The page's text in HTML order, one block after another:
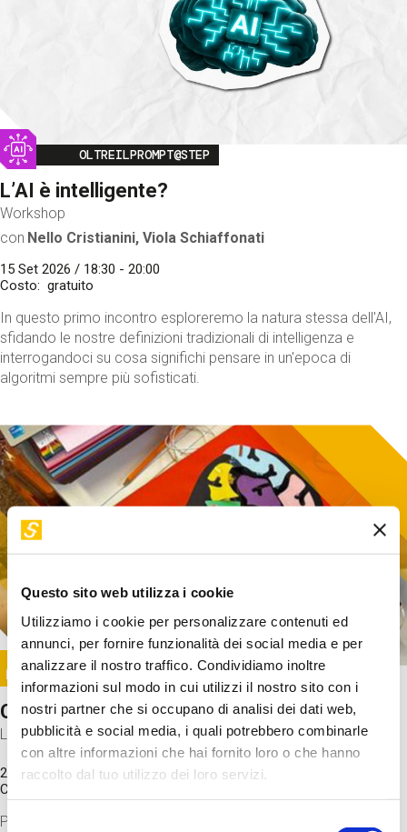
Questo sito web utilizza i cookie
Utilizziamo i cookie per personalizzare contenuti ed
annunci, per fornire funzionalità dei social media e per
analizzare il nostro traffico. Condividiamo inoltre
informazioni sul modo in cui utilizzi il nostro sito con i
nostri partner che si occupano di analisi dei dati web,
pubblicità e social media, i quali potrebbero combinarle
con altre informazioni che hai fornito loro o che hanno
raccolto dal tuo utilizzo dei loro servizi.
Selezione
Image
OLTREILPROMPT@STEP
L’AI è intelligente?
Workshop
con Nello Cristianini, Viola Schiaffonati
15 Set 2026 / 18:30 - 20:00
Costo
gratuito
In questo primo incontro esploreremo la natura stessa dell'AI,
sfidando le nostre definizioni tradizionali di intelligenza e
interrogandoci su cosa significhi pensare in un'epoca di
algoritmi sempre più sofisticati.
Image
SUNDAY@STEP
Come funziona il cervello?
Laboratorio
20 Set 2026 / 11:15 - 13:00
Costo
Proveremo a costruire un cervello in cartoncino cercando di